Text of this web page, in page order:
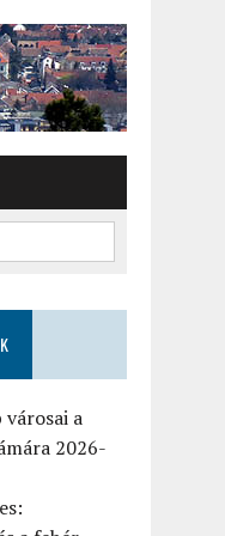
a
2026-